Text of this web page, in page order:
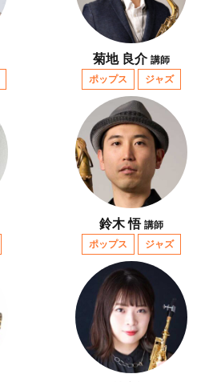
菊地 良介 講師
ポップス
ジャズ
鈴木 悟 講師
ポップス
ジャズ